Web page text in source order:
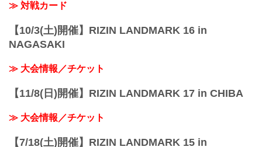
≫ 対戦カード
【10/3(土)開催】RIZIN LANDMARK 16 in
NAGASAKI
≫ 大会情報／チケット
【11/8(日)開催】RIZIN LANDMARK 17 in CHIBA
≫ 大会情報／チケット
【7/18(土)開催】RIZIN LANDMARK 15 in